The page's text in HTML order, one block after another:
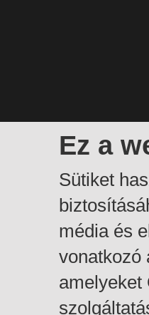
Ez a
Sütiket
média és
vonatkozó
amelyeket